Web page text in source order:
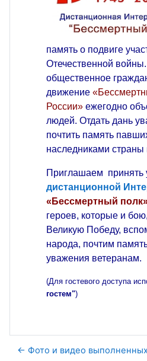
память о подвиге
Отечественной
общественное
движение
России» ежегодно
людей. Отдать дань
почтить память
наследниками страны
Приглашаем принять
дистанционной
«Бессмертный
героев, которые и
Великую Победу,
народа, почтим
уважения ветеранам.
(Для гостевого доступа
гостем")
← Фото и видео